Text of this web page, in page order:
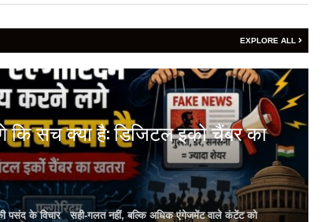
EXPLORE ALL
कि सच क्या है: डिजिटल इको चैंबर का
पसंद के विचार सही-गलत नहीं, बल्कि अधिक एंगेजमेंट वाले कंटेंट को